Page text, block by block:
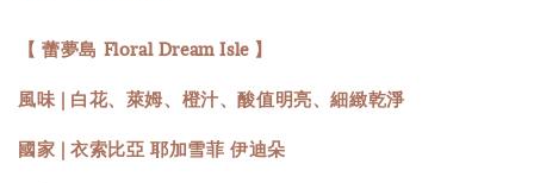
【 蕾夢島 Floral Dream Isle 】
風味 | 白花、萊姆、橙汁、酸值明亮、細緻乾淨
國家 | 衣索比亞 耶加雪菲 伊迪朵